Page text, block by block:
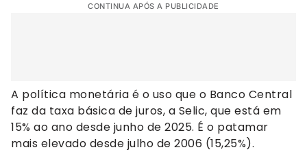
CONTINUA APÓS A PUBLICIDADE
A política monetária é o uso que o Banco Central
faz da taxa básica de juros, a Selic, que está em
15% ao ano desde junho de 2025. É o patamar
mais elevado desde julho de 2006 (15,25%).